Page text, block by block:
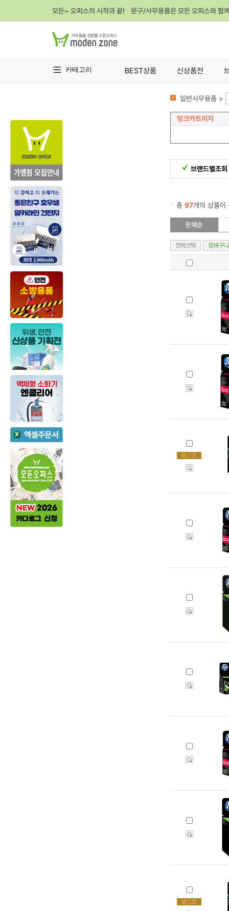
모든~ 오피스의 시작과 끝! 문구/사무용품은 모든 오피스와 함
카테고리 BEST상품 신상품전
일반사무용품 >
잉크카트리지
브랜드별조회
총 97개의 상품이